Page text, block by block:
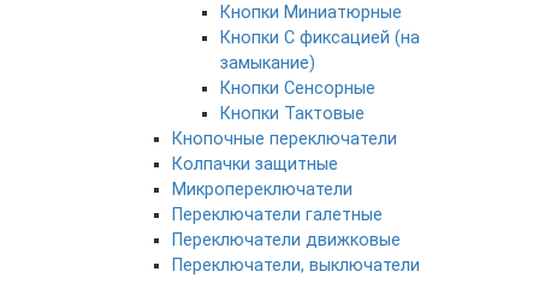
Кнопки Миниатюрные
Кнопки С фиксацией (на
замыкание)
Кнопки Сенсорные
Кнопки Тактовые
Кнопочные переключатели
Колпачки защитные
Микропереключатели
Переключатели галетные
Переключатели движковые
Переключатели, выключатели